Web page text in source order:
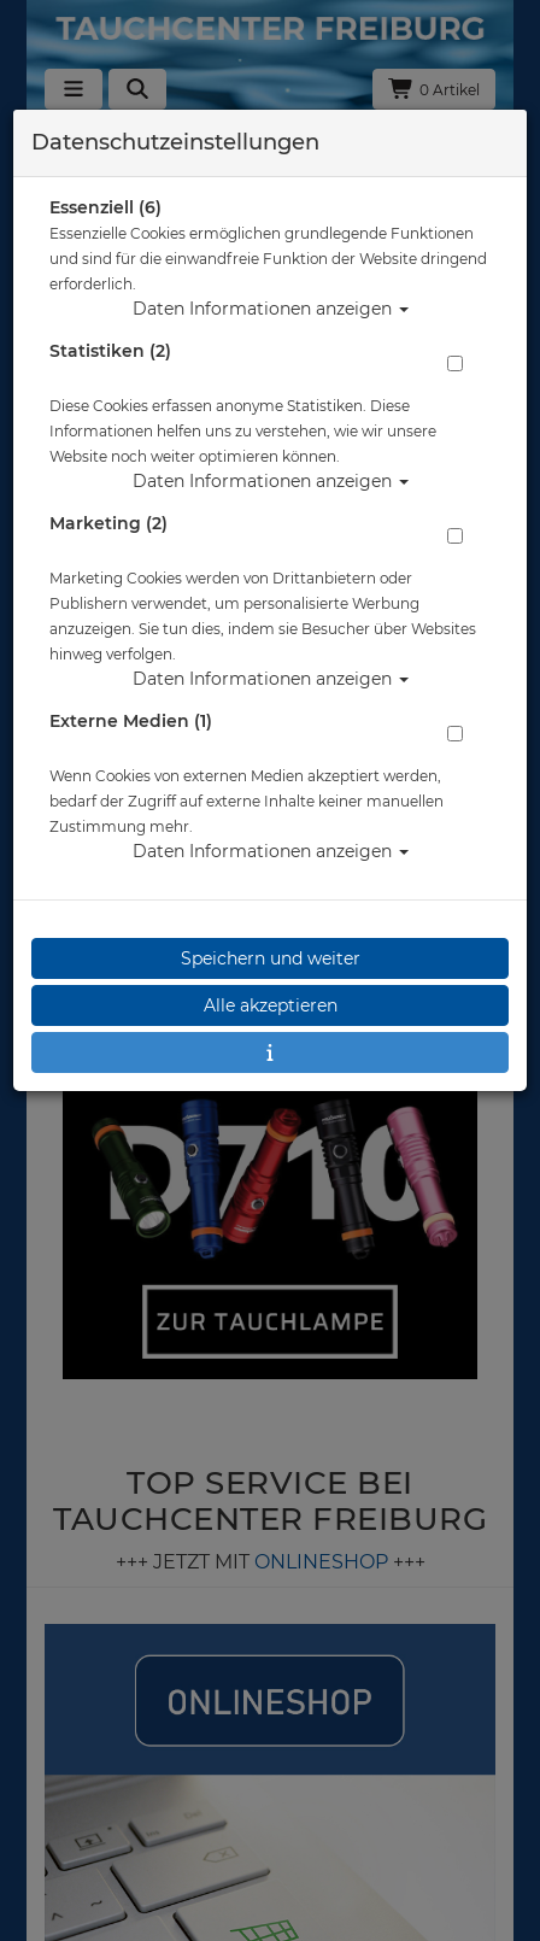
0 Artikel
TOP SERVICE BEI
TAUCHCENTER FREIBURG
+++ JETZT MIT ONLINESHOP+++
Datenschutzeinstellungen
Essenziell (6)
Essenzielle Cookies ermöglichen grundlegende Funktionen
und sind für die einwandfreie Funktion der Website dringend
erforderlich.
Daten Informationen anzeigen
Statistiken (2)
Diese Cookies erfassen anonyme Statistiken. Diese
Informationen helfen uns zu verstehen, wie wir unsere
Website noch weiter optimieren können.
Daten Informationen anzeigen
Marketing (2)
Marketing Cookies werden von Drittanbietern oder
Publishern verwendet, um personalisierte Werbung
anzuzeigen. Sie tun dies, indem sie Besucher über Websites
hinweg verfolgen.
Daten Informationen anzeigen
Externe Medien (1)
Wenn Cookies von externen Medien akzeptiert werden,
bedarf der Zugriff auf externe Inhalte keiner manuellen
Zustimmung mehr.
Daten Informationen anzeigen
Speichern und weiter
Alle akzeptieren